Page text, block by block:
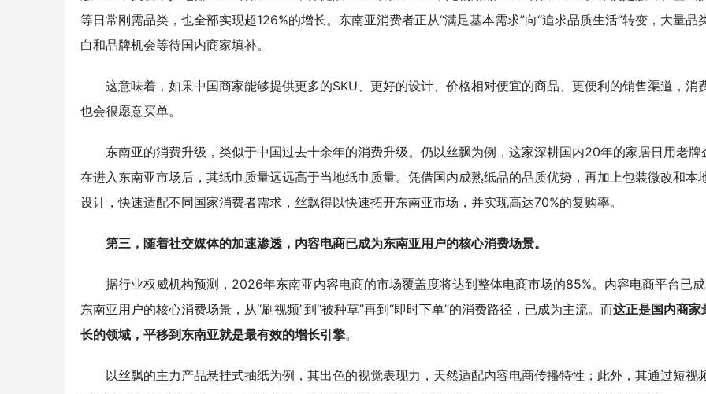
等日常刚需品类，也全部实现超126%的增长。东南亚消费者正从“满足基本需求”向“追求品质生活”转变，大量品
白和品牌机会等待国内商家填补。
这意味着，如果中国商家能够提供更多的SKU、更好的设计、价格相对便宜的商品、更便利的销售渠道，消
也会很愿意买单。
东南亚的消费升级，类似于中国过去十余年的消费升级。仍以丝飘为例，这家深耕国内20年的家居日用老牌
在进入东南亚市场后，其纸巾质量远远高于当地纸巾质量。凭借国内成熟纸品的品质优势，再加上包装微改和本
设计，快速适配不同国家消费者需求，丝飘得以快速拓开东南亚市场，并实现高达70%的复购率。
第三，随着社交媒体的加速渗透，内容电商已成为东南亚用户的核心消费场景。
据行业权威机构预测，2026年东南亚内容电商的市场覆盖度将达到整体电商市场的85%。内容电商平台已
东南亚用户的核心消费场景，从“刷视频”到“被种草”再到“即时下单”的消费路径，已成为主流。而这正是国内商家
长的领域，平移到东南亚就是最有效的增长引擎。
以丝飘的主力产品悬挂式抽纸为例，其出色的视觉表现力，天然适配内容电商传播特性；此外，其通过短视